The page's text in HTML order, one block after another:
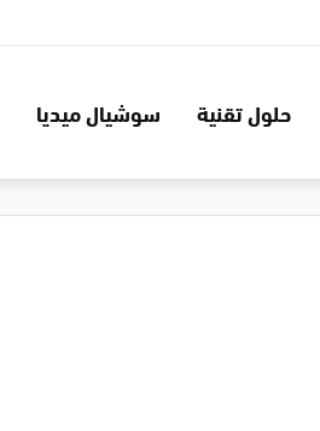
حلول تقنية سوشيال ميديا